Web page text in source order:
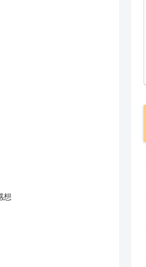
想